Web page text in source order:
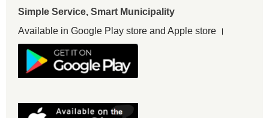
Simple Service, Smart Municipality
Available in Google Play store and Apple store ।